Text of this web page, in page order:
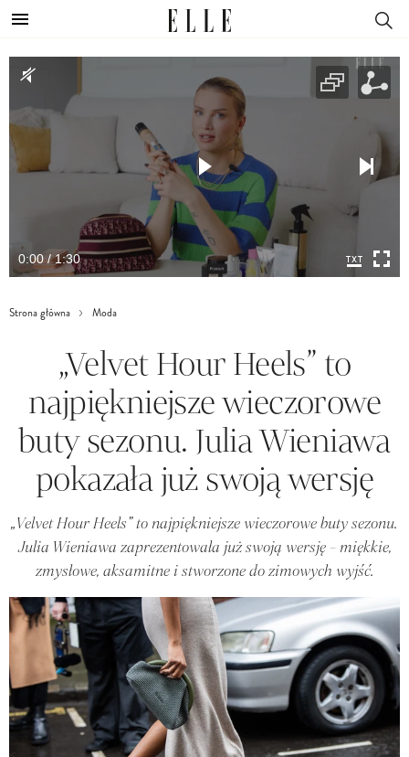
0:00 / 1:30
Strona główna Moda
„Velvet Hour Heels” to
najpiękniejsze wieczorowe
buty sezonu. Julia Wieniawa
pokazała już swoją wersję
„Velvet Hour Heels” to najpiękniejsze wieczorowe buty sezonu.
Julia Wieniawa zaprezentowała już swoją wersję - miękkie,
zmysłowe, aksamitne i stworzone do zimowych wyjść.